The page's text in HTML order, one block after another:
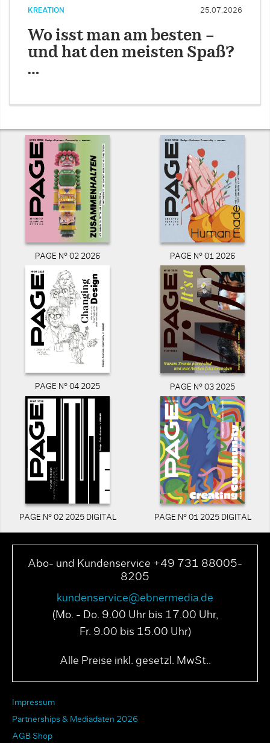
KREATION 25.07.2026
Wo isst man am besten –
und hat den meisten Spaß?
…
PAGE N° 02 2026 PAGE N° 01 2026
PAGE N° 04 2025 PAGE N° 03 2025
PAGE N° 02 2025 DIGITAL PAGE N° 01 2025 DIGITAL
Abo- und Kundenservice +49 731 88005-
8205
kundenservice@ebnermedia.de
(Mo. - Do. 9.00 Uhr bis 17.00 Uhr,
Fr. 9.00 bis 15.00 Uhr)
Alle Preise inkl. gesetzl. MwSt..
Impressum
Partnerships & Mediadaten 2026
AGB Shop